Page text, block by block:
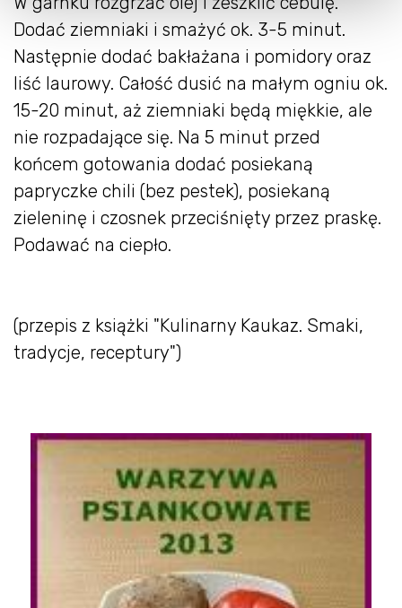
Dodać ziemniaki i smażyć ok. 3-5 minut.
Następnie dodać bakłażana i pomidory oraz
liść laurowy. Całość dusić na małym ogniu ok.
15-20 minut, aż ziemniaki będą miękkie, ale
nie rozpadające się. Na 5 minut przed
końcem gotowania dodać posiekaną
papryczke chili (bez pestek), posiekaną
zieleninę i czosnek przeciśnięty przez praskę.
Podawać na ciepło.
(przepis z książki "Kulinarny Kaukaz. Smaki,
tradycje, receptury")